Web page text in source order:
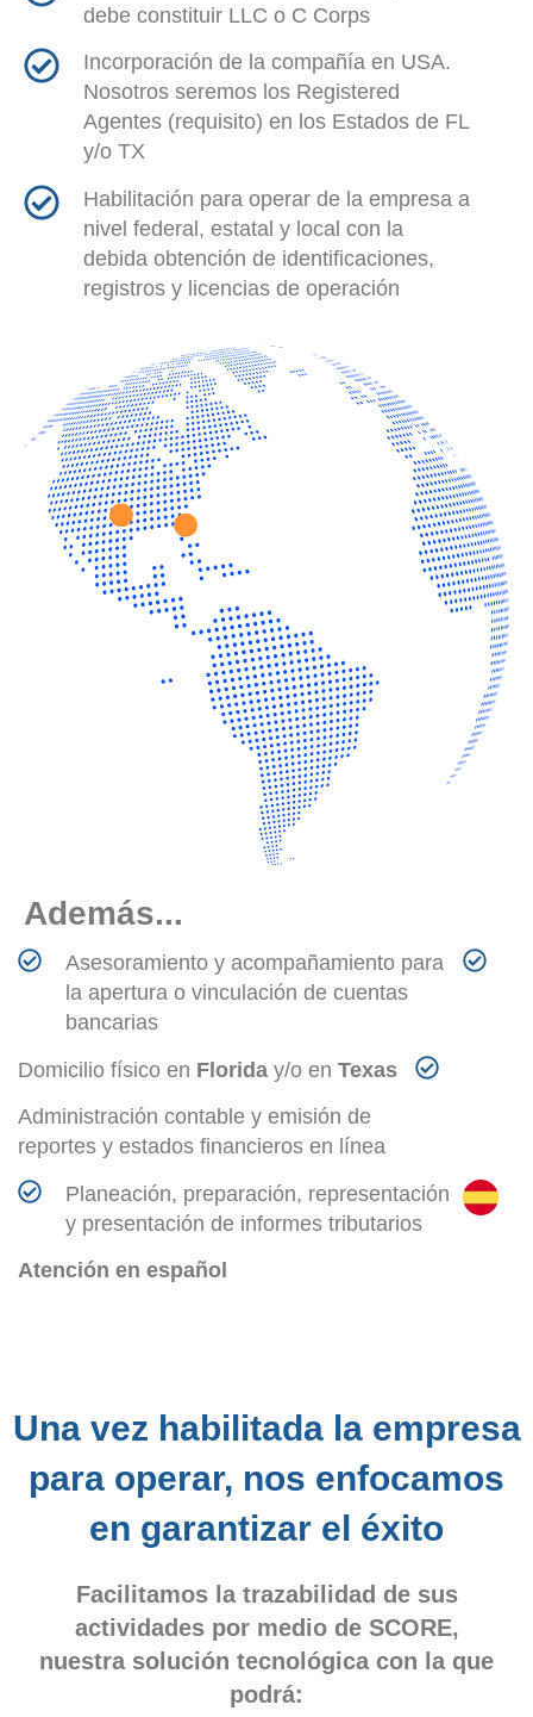
debe constituir LLC o C Corps
Incorporación de la compañía en USA.
Nosotros seremos los Registered
Agentes (requisito) en los Estados de FL
y/o TX
Habilitación para operar de la empresa a
nivel federal, estatal y local con la
debida obtención de identificaciones,
registros y licencias de operación
Además...
Asesoramiento y acompañamiento para
la apertura o vinculación de cuentas
bancarias
Domicilio físico en Florida y/o en Texas
Administración contable y emisión de
reportes y estados financieros en línea
Planeación, preparación, representación
y presentación de informes tributarios
Atención en español
Una vez habilitada la empresa
para operar, nos enfocamos
en garantizar el éxito
Facilitamos la trazabilidad de sus
actividades por medio de SCORE,
nuestra solución tecnológica con la que
podrá: